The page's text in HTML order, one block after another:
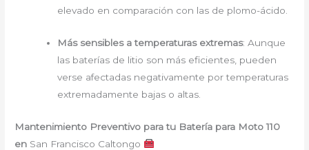
elevado en comparación con las de plomo-ácido.
Más sensibles a temperaturas extremas: Aunque
las baterías de litio son más eficientes, pueden
verse afectadas negativamente por temperaturas
extremadamente bajas o altas.
Mantenimiento Preventivo para tu Batería para Moto 110
en San Francisco Caltongo